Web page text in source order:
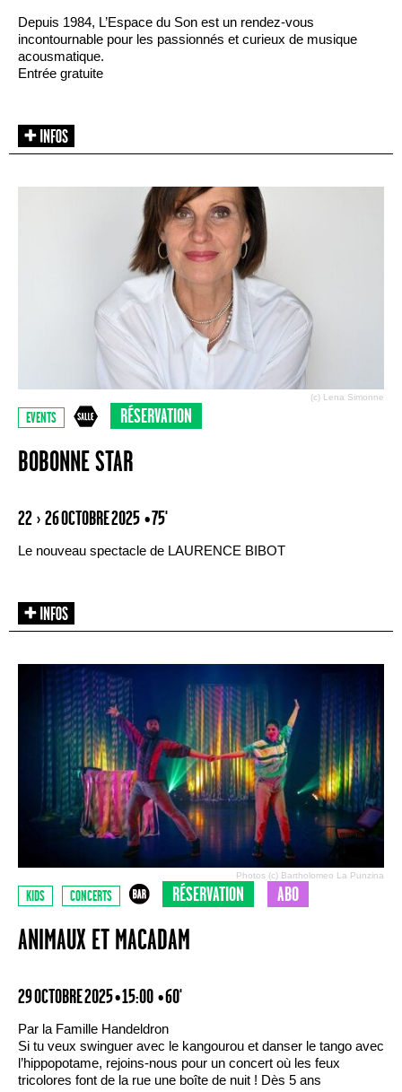
Depuis 1984, L’Espace du Son est un rendez-vous
incontournable pour les passionnés et curieux de musique
acousmatique.
Entrée gratuite
(c) Lena Simonne
EVENTS RÉSERVATION
BOBONNE STAR
22 › 26 OCTOBRE 2025 • 75'
Le nouveau spectacle de LAURENCE BIBOT
Photos (c) Bartholomeo La Punzina
KIDS CONCERTS RÉSERVATION ABO
ANIMAUX ET MACADAM
29 OCTOBRE 2025 • 15:00 • 60'
Par la Famille Handeldron
Si tu veux swinguer avec le kangourou et danser le tango avec
l’hippopotame, rejoins-nous pour un concert où les feux
tricolores font de la rue une boîte de nuit ! Dès 5 ans